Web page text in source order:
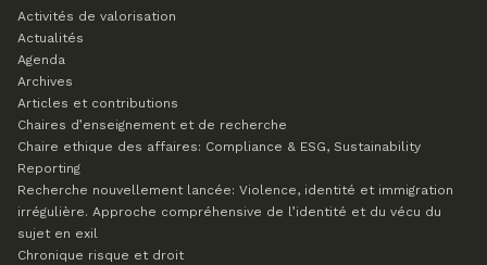
Activités de valorisation
Actualités
Agenda
Archives
Articles et contributions
Chaires d’enseignement et de recherche
Chaire ethique des affaires: Compliance & ESG, Sustainability
Reporting
Recherche nouvellement lancée: Violence, identité et immigration
irrégulière. Approche compréhensive de l’identité et du vécu du
sujet en exil
Chronique risque et droit